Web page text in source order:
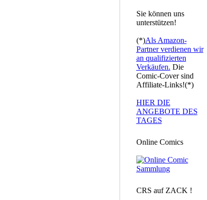
Sie können uns
unterstützen!
(*)Als Amazon-
Partner verdienen wir
an qualifizierten
Verkäufen. Die
Comic-Cover sind
Affiliate-Links!(*)
HIER DIE
ANGEBOTE DES
TAGES
Online Comics
CRS auf ZACK !